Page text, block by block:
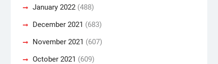
January 2022(488)
December 2021 (683)
November 2021 (607)
October 2021 (609)